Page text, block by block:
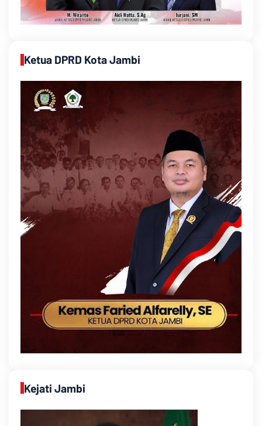
Ketua DPRD Kota Jambi
Kejati Jambi